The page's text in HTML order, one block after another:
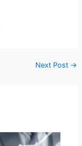
Next Post →